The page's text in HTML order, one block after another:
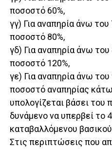
ποσοστό 60%,
γγ) Για αναπηρία άνω του
ποσοστό 80%,
γδ) Για αναπηρία άνω του
ποσοστό 120%,
γε) Για αναπηρία άνω
ποσοστό αναπηρίας
υπολογίζεται βάσει του
δυνάμενο να υπερβεί το
καταβαλλόμενου
Στις περιπτώσεις που